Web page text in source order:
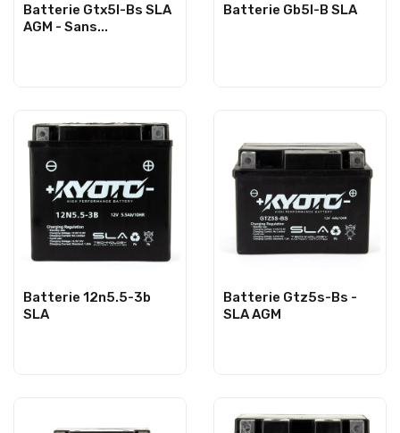
Batterie Gtx5l-Bs SLA
AGM - Sans...
Batterie Gb5l-B SLA
Batterie 12n5.5-3b
SLA
Batterie Gtz5s-Bs -
SLA AGM